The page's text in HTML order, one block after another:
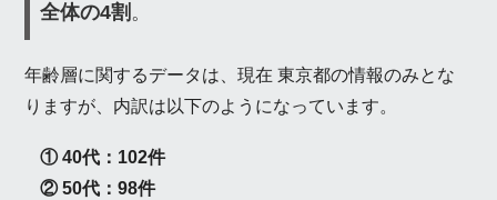
全体の4割 。
年齢層に関するデータは、現在 東京都の情報のみとな
りますが、内訳は以下のようになっています。
① 40代：102件
② 50代：98件